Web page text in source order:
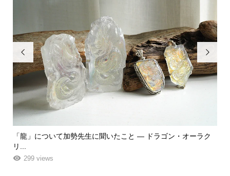

「飾る」から「使う」へ。鉱物と植物が織りなす贅沢なフラワ
ーエ...
261 views
